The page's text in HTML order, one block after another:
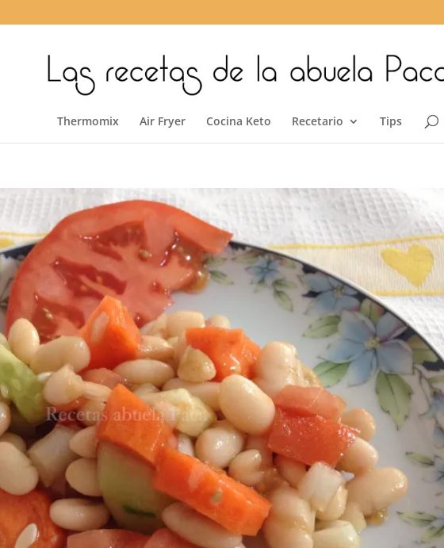
Thermomix Air Fryer Cocina Keto Recetario Tips